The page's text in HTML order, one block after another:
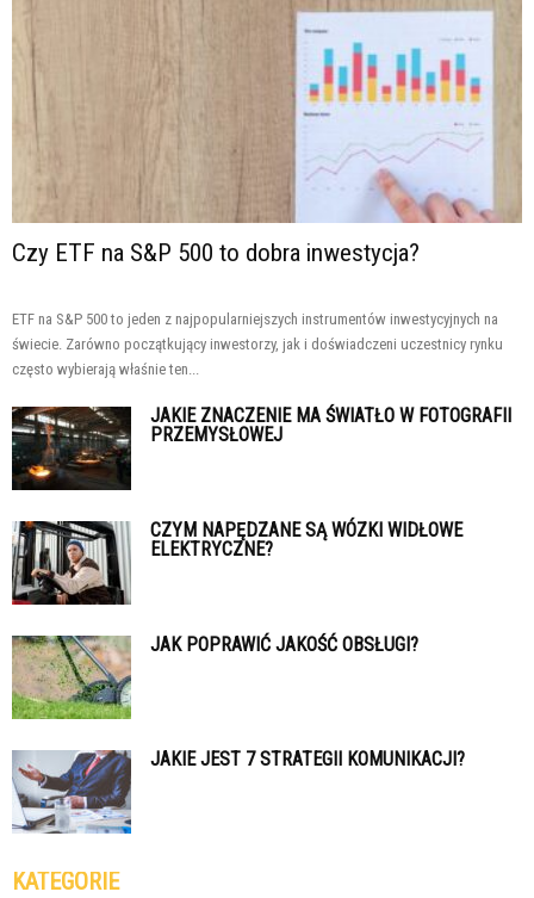
Czy ETF na S&P 500 to dobra inwestycja?
ETF na S&P 500 to jeden z najpopularniejszych instrumentów inwestycyjnych na
świecie. Zarówno początkujący inwestorzy, jak i doświadczeni uczestnicy rynku
często wybierają właśnie ten...
JAKIE ZNACZENIE MA ŚWIATŁO W FOTOGRAFII
PRZEMYSŁOWEJ
CZYM NAPĘDZANE SĄ WÓZKI WIDŁOWE
ELEKTRYCZNE?
JAK POPRAWIĆ JAKOŚĆ OBSŁUGI?
JAKIE JEST 7 STRATEGII KOMUNIKACJI?
KATEGORIE